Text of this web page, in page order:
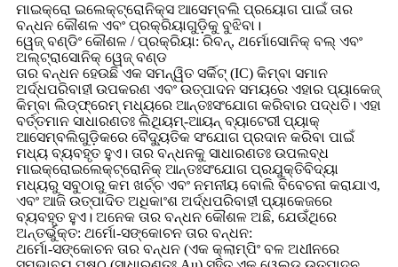
ମାଇକ୍ରୋ ଇଲେକ୍ଟ୍ରୋନିକ୍ସ ଆସେମ୍ବଲି ପ୍ରୟୋଗ ପାଇଁ ତାର
ବନ୍ଧନ କୌଶଳ ଏବଂ ପ୍ରକ୍ରିୟାଗୁଡ଼ିକୁ ବୁଝିବା।
ୱେଜ୍ ବଣ୍ଡିଂ କୌଶଳ / ପ୍ରକ୍ରିୟା: ରିବନ୍, ଥର୍ମୋସୋନିକ୍ ବଲ୍ ଏବଂ
ଅଲ୍ଟ୍ରାସୋନିକ୍ ୱେଜ୍ ବଣ୍ଡ
ତାର ବନ୍ଧନ ହେଉଛି ଏକ ସମନ୍ୱିତ ସର୍କିଟ୍ (IC) କିମ୍ବା ସମାନ
ଅର୍ଦ୍ଧପରିବାହୀ ଉପକରଣ ଏବଂ ଉତ୍ପାଦନ ସମୟରେ ଏହାର ପ୍ୟାକେଜ୍
କିମ୍ବା ଲିଡ୍ଫ୍ରେମ୍ ମଧ୍ୟରେ ଆନ୍ତଃସଂଯୋଗ କରିବାର ପଦ୍ଧତି। ଏହା
ବର୍ତ୍ତମାନ ସାଧାରଣତଃ ଲିଥିୟମ୍-ଆୟନ୍ ବ୍ୟାଟେରୀ ପ୍ୟାକ୍
ଆସେମ୍ବଲିଗୁଡ଼ିକରେ ବୈଦ୍ୟୁତିକ ସଂଯୋଗ ପ୍ରଦାନ କରିବା ପାଇଁ
ମଧ୍ୟ ବ୍ୟବହୃତ ହୁଏ। ତାର ବନ୍ଧନକୁ ସାଧାରଣତଃ ଉପଲବ୍ଧ
ମାଇକ୍ରୋଇଲେକ୍ଟ୍ରୋନିକ୍ ଆନ୍ତଃସଂଯୋଗ ପ୍ରଯୁକ୍ତିବିଦ୍ୟା
ମଧ୍ୟରୁ ସବୁଠାରୁ କମ ଖର୍ଚ୍ଚ ଏବଂ ନମନୀୟ ବୋଲି ବିବେଚନା କରାଯାଏ,
ଏବଂ ଆଜି ଉତ୍ପାଦିତ ଅଧିକାଂଶ ଅର୍ଦ୍ଧପରିବାହୀ ପ୍ୟାକେଜରେ
ବ୍ୟବହୃତ ହୁଏ। ଅନେକ ତାର ବନ୍ଧନ କୌଶଳ ଅଛି, ଯେଉଁଥିରେ
ଅନ୍ତର୍ଭୁକ୍ତ: ଥର୍ମୋ-ସଙ୍କୋଚନ ତାର ବନ୍ଧନ:
ଥର୍ମୋ-ସଙ୍କୋଚନ ତାର ବନ୍ଧନ (ଏକ କ୍ଲାମ୍ପିଂ ବଳ ଅଧୀନରେ